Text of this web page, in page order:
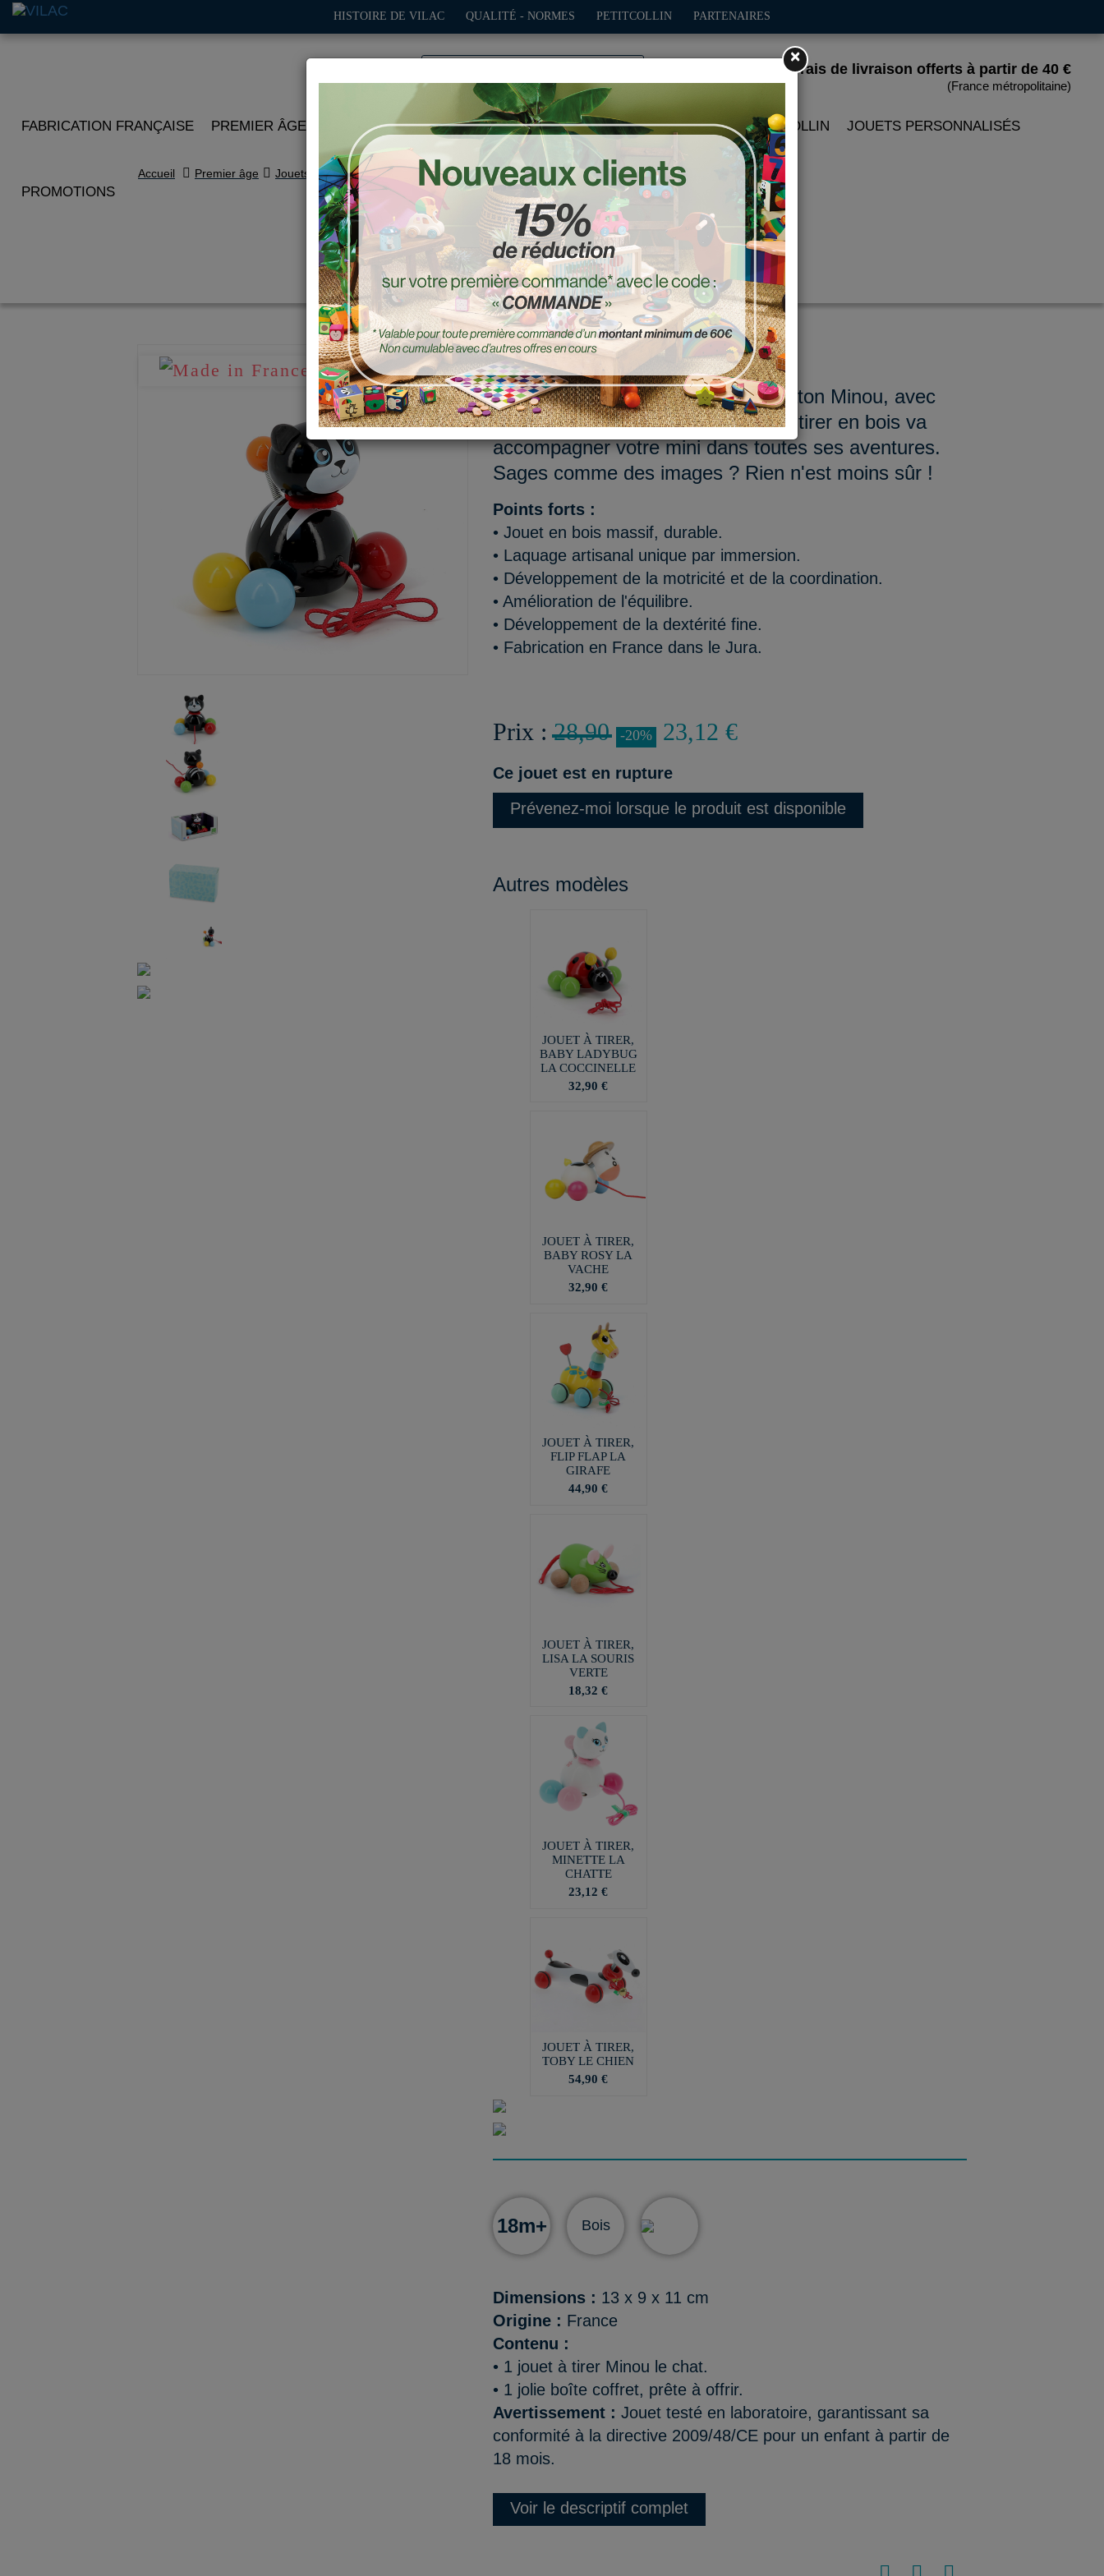
Frais de livraison offerts à partir de 40 €
(France métropolitaine)
HISTOIRE DE VILAC QUALITÉ - NORMES PETITCOLLIN PARTENAIRES
FABRICATION FRANÇAISE PREMIER ÂGE IMITATION PLEIN AIR JEUX DÉCO-CADEAUX POUPÉES PETITCOLLIN JOUETS PERSONNALISÉS
PROMOTIONS
Accueil Premier âge Jouets à tirer
Jouet à tirer, Minou le chat
Réf. : 1708
Souhaitez la bienvenue à notre chaton Minou, avec
son air facétieux ! Notre joli jouet à tirer en bois va
accompagner votre mini dans toutes ses aventures.
Sages comme des images ? Rien n'est moins sûr !
Points forts :
• Jouet en bois massif, durable.
• Laquage artisanal unique par immersion.
• Développement de la motricité et de la coordination.
• Amélioration de l'équilibre.
• Développement de la dextérité fine.
• Fabrication en France dans le Jura.
Prix :28,90 -20% 23,12 €
Ce jouet est en rupture
Prévenez-moi lorsque le produit est disponible
Autres modèles
JOUET À TIRER,
BABY LADYBUG
LA COCCINELLE
32,90 €
JOUET À TIRER,
BABY ROSY LA
VACHE
32,90 €
JOUET À TIRER,
FLIP FLAP LA
GIRAFE
44,90 €
JOUET À TIRER,
LISA LA SOURIS
VERTE
18,32 €
JOUET À TIRER,
MINETTE LA
CHATTE
23,12 €
JOUET À TIRER,
TOBY LE CHIEN
54,90 €
18m+ Bois
Dimensions : 13 x 9 x 11 cm
Origine : France
Contenu :
• 1 jouet à tirer Minou le chat.
• 1 jolie boîte coffret, prête à offrir.
Avertissement :Jouet testé en laboratoire, garantissant sa
conformité à la directive 2009/48/CE pour un enfant à partir de
18 mois.
Voir le descriptif complet
×